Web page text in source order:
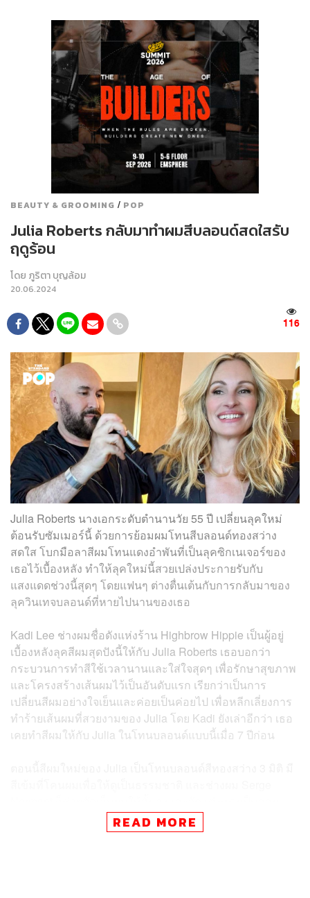
BEAUTY & GROOMING / POP
Julia Roberts กลับมาทำผมสีบลอนด์สดใสรับ
ฤดูร้อน
โดย ภูริตา บุญล้อม
20.06.2024
116
Julia Roberts นางเอกระดับตำนานวัย 55 ปี เปลี่ยนลุคใหม่
ต้อนรับซัมเมอร์นี้ ด้วยการย้อมผมโทนสีบลอนด์ทองสว่าง
สดใส โบกมือลาสีผมโทนแดงอำพันที่เป็นลุคซิกเนเจอร์ของ
เธอไว้เบื้องหลัง ทำให้ลุคใหม่นี้สวยเปล่งประกายรับกับ
แสงแดดช่วงนี้สุดๆ โดยแฟนๆ ต่างตื่นเต้นกับการกลับมาของ
ลุควินเทจบลอนด์ที่หายไปนานของเธอ
Kadi Lee ช่างผมชื่อดังแห่งร้าน Highbrow Hippie เป็นผู้อยู่
เบื้องหลังลุคสีผมสุดปังนี้ให้กับ Julia Roberts เธอบอกว่า
กระบวนการทำสีใช้เวลานานและใส่ใจสุดๆ เพื่อรักษาสุขภาพ
และโครงสร้างเส้นผมไว้เป็นอันดับแรก เรียกว่าเป็นการ
เปลี่ยนสีผมอย่างใจเย็นและค่อยเป็นค่อยไป เพื่อหลีกเลี่ยงการ
ทำร้ายเส้นผมที่สวยงามของ Julia โดย Kadi ยังเล่าอีกว่า เธอ
เคยทำสีผมให้กับ Julia ในโทนบลอนด์แบบนี้เมื่อ 7 ปีก่อน
คลื่นอย่างสวยงาม ซึ่ง Julia ได้อวดลุคใหม่นี้ในงานระดมทุ
และได้ถ่ายรูปร่วมกับเพื่อนซี้อย่าง George
READ MORE